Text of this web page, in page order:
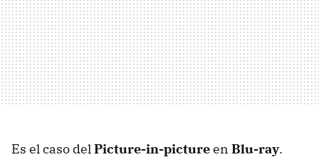
Es el caso delPicture-in-pictureen Blu-ray.